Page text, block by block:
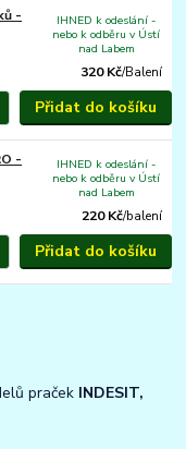
-
320 Kč/Balení
IHNED k odeslání -
nebo k odběru v Ústí
nad Labem
Přidat do košíku
-
220 Kč/balení
IHNED k odeslání -
nebo k odběru v Ústí
nad Labem
Přidat do košíku
praček INDESIT,